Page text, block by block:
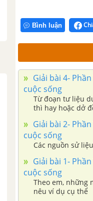
Bình luận
Giải bài 4-
cuộc sống
Từ đoạn tư liệu
thì hay hoặc dở
Giải bài 2-
cuộc sống
Các nguồn sử
Giải bài 1-
cuộc sống
Theo em, những
nêu ví dụ cụ thể